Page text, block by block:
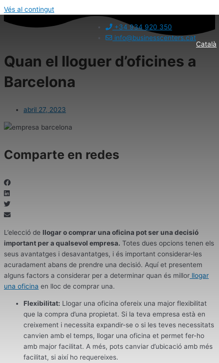
Vés al contingut
+34 934 920 350
info@businesscenters.cat
Català
Quan el lloguer d’oficines a
Barcelona
abril 27, 2023
Comparte en redes
L’elecció de llogar o comprar una oficina pot ser una decisió
important per a qualsevol empresa. Totes dues opcions tenen els
seus avantatges i desavantatges, i és important considerar-les
acuradament abans de prendre una decisió. Aquí et presentem
alguns factors a considerar per a determinar quan és millor llogar
una oficina en lloc de comprar una.
Flexibilitat: Llogar una oficina ofereix una major flexibilitat
que la compra d’una propietat. Si la teva empresa està en
creixement i necessita expandir-se o si les teves necessitats
canvien amb el temps, llogar una oficina et permet fer-ho
amb major facilitat. A més, pots canviar d’ubicació amb més
facilitat, si així ho requereixes.